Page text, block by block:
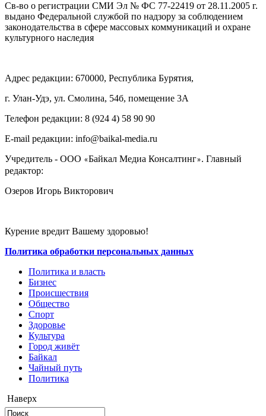
Св-во о регистрации СМИ Эл № ФС 77-22419 от 28.11.2005 г.
выдано Федеральной службой по надзору за соблюдением
законодательства в сфере массовых коммуникаций и охране
культурного наследия
Адрес редакции: 670000, Республика Бурятия,
г. Улан-Удэ, ул. Смолина, 54б, помещение 3А
Телефон редакции: ‎‎8 (924 4) 58 90 90
E-mail редакции: info@baikal-media.ru
Учредитель - ООО «Байкал Медиа Консалтинг». Главный
редактор:
Озеров Игорь Викторович
Курение вредит Вашему здоровью!
Политика обработки персональных данных
Политика и власть
Бизнес
Происшествия
Общество
Cпорт
Здоровье
Культура
Город живёт
Байкал
Чайный путь
Политика
Наверх